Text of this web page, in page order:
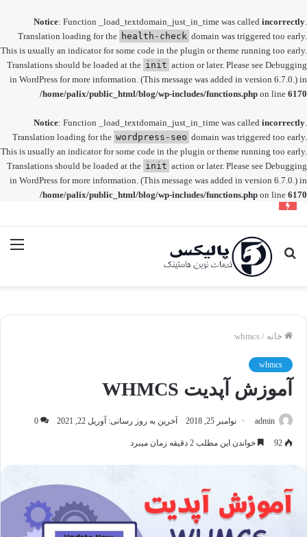
Notice: Function _load_textdomain_just_in_time was called incorrectly.
Translation loading for the health-check domain was triggered too early.
This is usually an indicator for some code in the plugin or theme running too early.
Translations should be loaded at the init action or later. Please see Debugging
in WordPress for more information. (This message was added in version 6.7.0.) in
/home/palix/public_html/blog/wp-includes/functions.php on line 6170
Notice: Function _load_textdomain_just_in_time was called incorrectly.
Translation loading for the wordpress-seo domain was triggered too early.
This is usually an indicator for some code in the plugin or theme running too early.
Translations should be loaded at the init action or later. Please see Debugging
in WordPress for more information. (This message was added in version 6.7.0.) in
/home/palix/public_html/blog/wp-includes/functions.php on line 6170
جستجو
برای
خانه /
whmcs
whmcs
آموزش آپدیت WHMCS
admin نوامبر 25, 2018 آخرین به روز رسانی: آوریل 22, 2021 0
92 خواندن این مطلب 2 دقیقه زمان میبرد